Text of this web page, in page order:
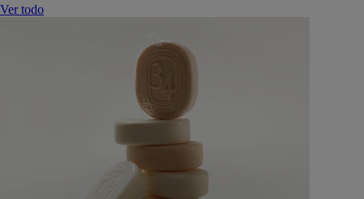
Ver todo